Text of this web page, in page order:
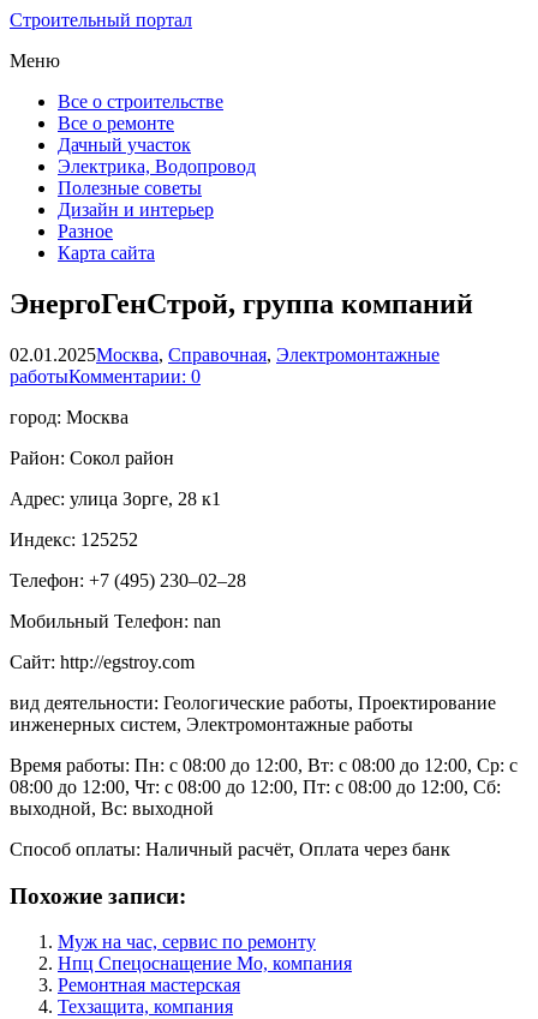
Строительный портал
Меню
Все о строительстве
Все о ремонте
Дачный участок
Электрика, Водопровод
Полезные советы
Дизайн и интерьер
Разное
Карта сайта
ЭнергоГенСтрой, группа компаний
02.01.2025Москва, Справочная, Электромонтажные
работыКомментарии: 0
город: Москва
Район: Сокол район
Адрес: улица Зорге, 28 к1
Индекс: 125252
Телефон: +7 (495) 230‒02‒28
Мобильный Телефон: nan
Сайт: http://egstroy.com
вид деятельности: Геологические работы, Проектирование
инженерных систем, Электромонтажные работы
Время работы: Пн: с 08:00 до 12:00, Вт: с 08:00 до 12:00, Ср: с
08:00 до 12:00, Чт: с 08:00 до 12:00, Пт: с 08:00 до 12:00, Сб:
выходной, Вс: выходной
Способ оплаты: Наличный расчёт, Оплата через банк
Похожие записи:
Муж на час, сервис по ремонту
Нпц Спецоснащение Мо, компания
Ремонтная мастерская
Техзащита, компания